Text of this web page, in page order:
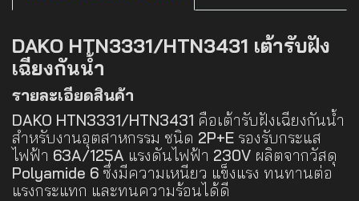
DAKO HTN3331/HTN3431 เต้ารับฝัง
เฉียงกันน้ำ
รายละเอียดสินค้า
DAKO HTN3331/HTN3431 คือเต้ารับฝังเฉียงกันน้ำ
สำหรับงานอุตสาหกรรม ชนิด 2P+E รองรับกระแส
ไฟฟ้า 63A/125A แรงดันไฟฟ้า 230V ผลิตจากวัสดุ
Polyamide 6 ซึ่งมีความเหนียว แข็งแรง ทนทานต่อ
แรงกระแทก และทนความร้อนได้ดี